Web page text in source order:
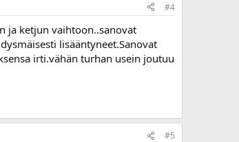
#4
ja ketjun vaihtoon..sanovat
lisääntyneet.Sanovat
irti.vähän turhan usein joutuu
#5